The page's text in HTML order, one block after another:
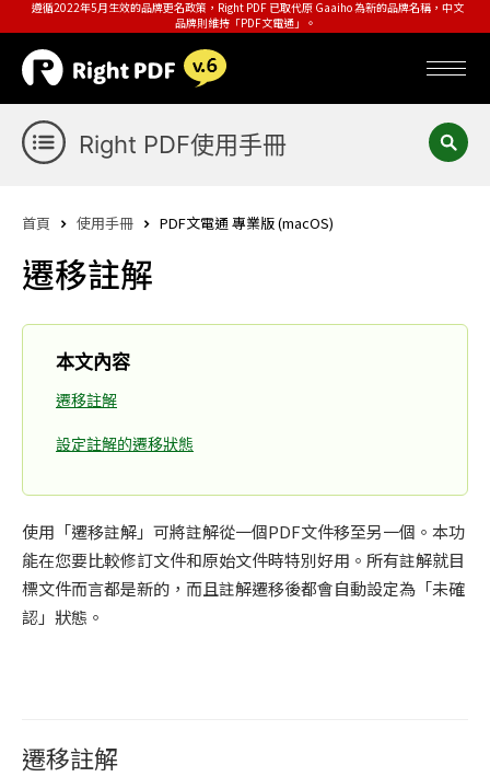
遵循2022年5月生效的品牌更名政策，Right PDF 已取代原 Gaaiho 為新的品牌名稱，中文
品牌則維持「PDF文電通」。
Right PDF使用手冊
首頁 使用手冊 PDF文電通 專業版 (macOS)
遷移註解
本文內容
遷移註解
設定註解的遷移狀態
使用「遷移註解」可將註解從一個PDF文件移至另一個。本功
能在您要比較修訂文件和原始文件時特別好用。所有註解就目
標文件而言都是新的，而且註解遷移後都會自動設定為「未確
認」狀態。
遷移註解